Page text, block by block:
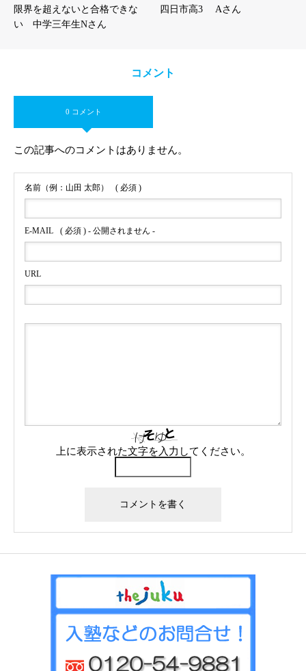
限界を超えないと合格できな
い 中学三年生Nさん
四日市高3 Aさん
コメント
0 コメント
この記事へのコメントはありません。
名前（例：山田 太郎） ( 必須 )
E-MAIL ( 必須 ) - 公開されません -
URL
上に表示された文字を入力してください。